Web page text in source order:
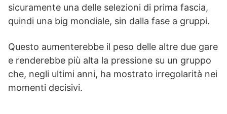
sicuramente una delle selezioni di prima fascia,
quindi una big mondiale, sin dalla fase a gruppi.
Questo aumenterebbe il peso delle altre due gare
e renderebbe più alta la pressione su un gruppo
che, negli ultimi anni, ha mostrato irregolarità nei
momenti decisivi.